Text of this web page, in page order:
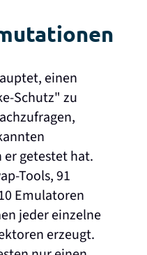
einen
Schutz" zu
getestet hat.
Tools, 91
Emulatoren
jeder einzelne
erzeugt.